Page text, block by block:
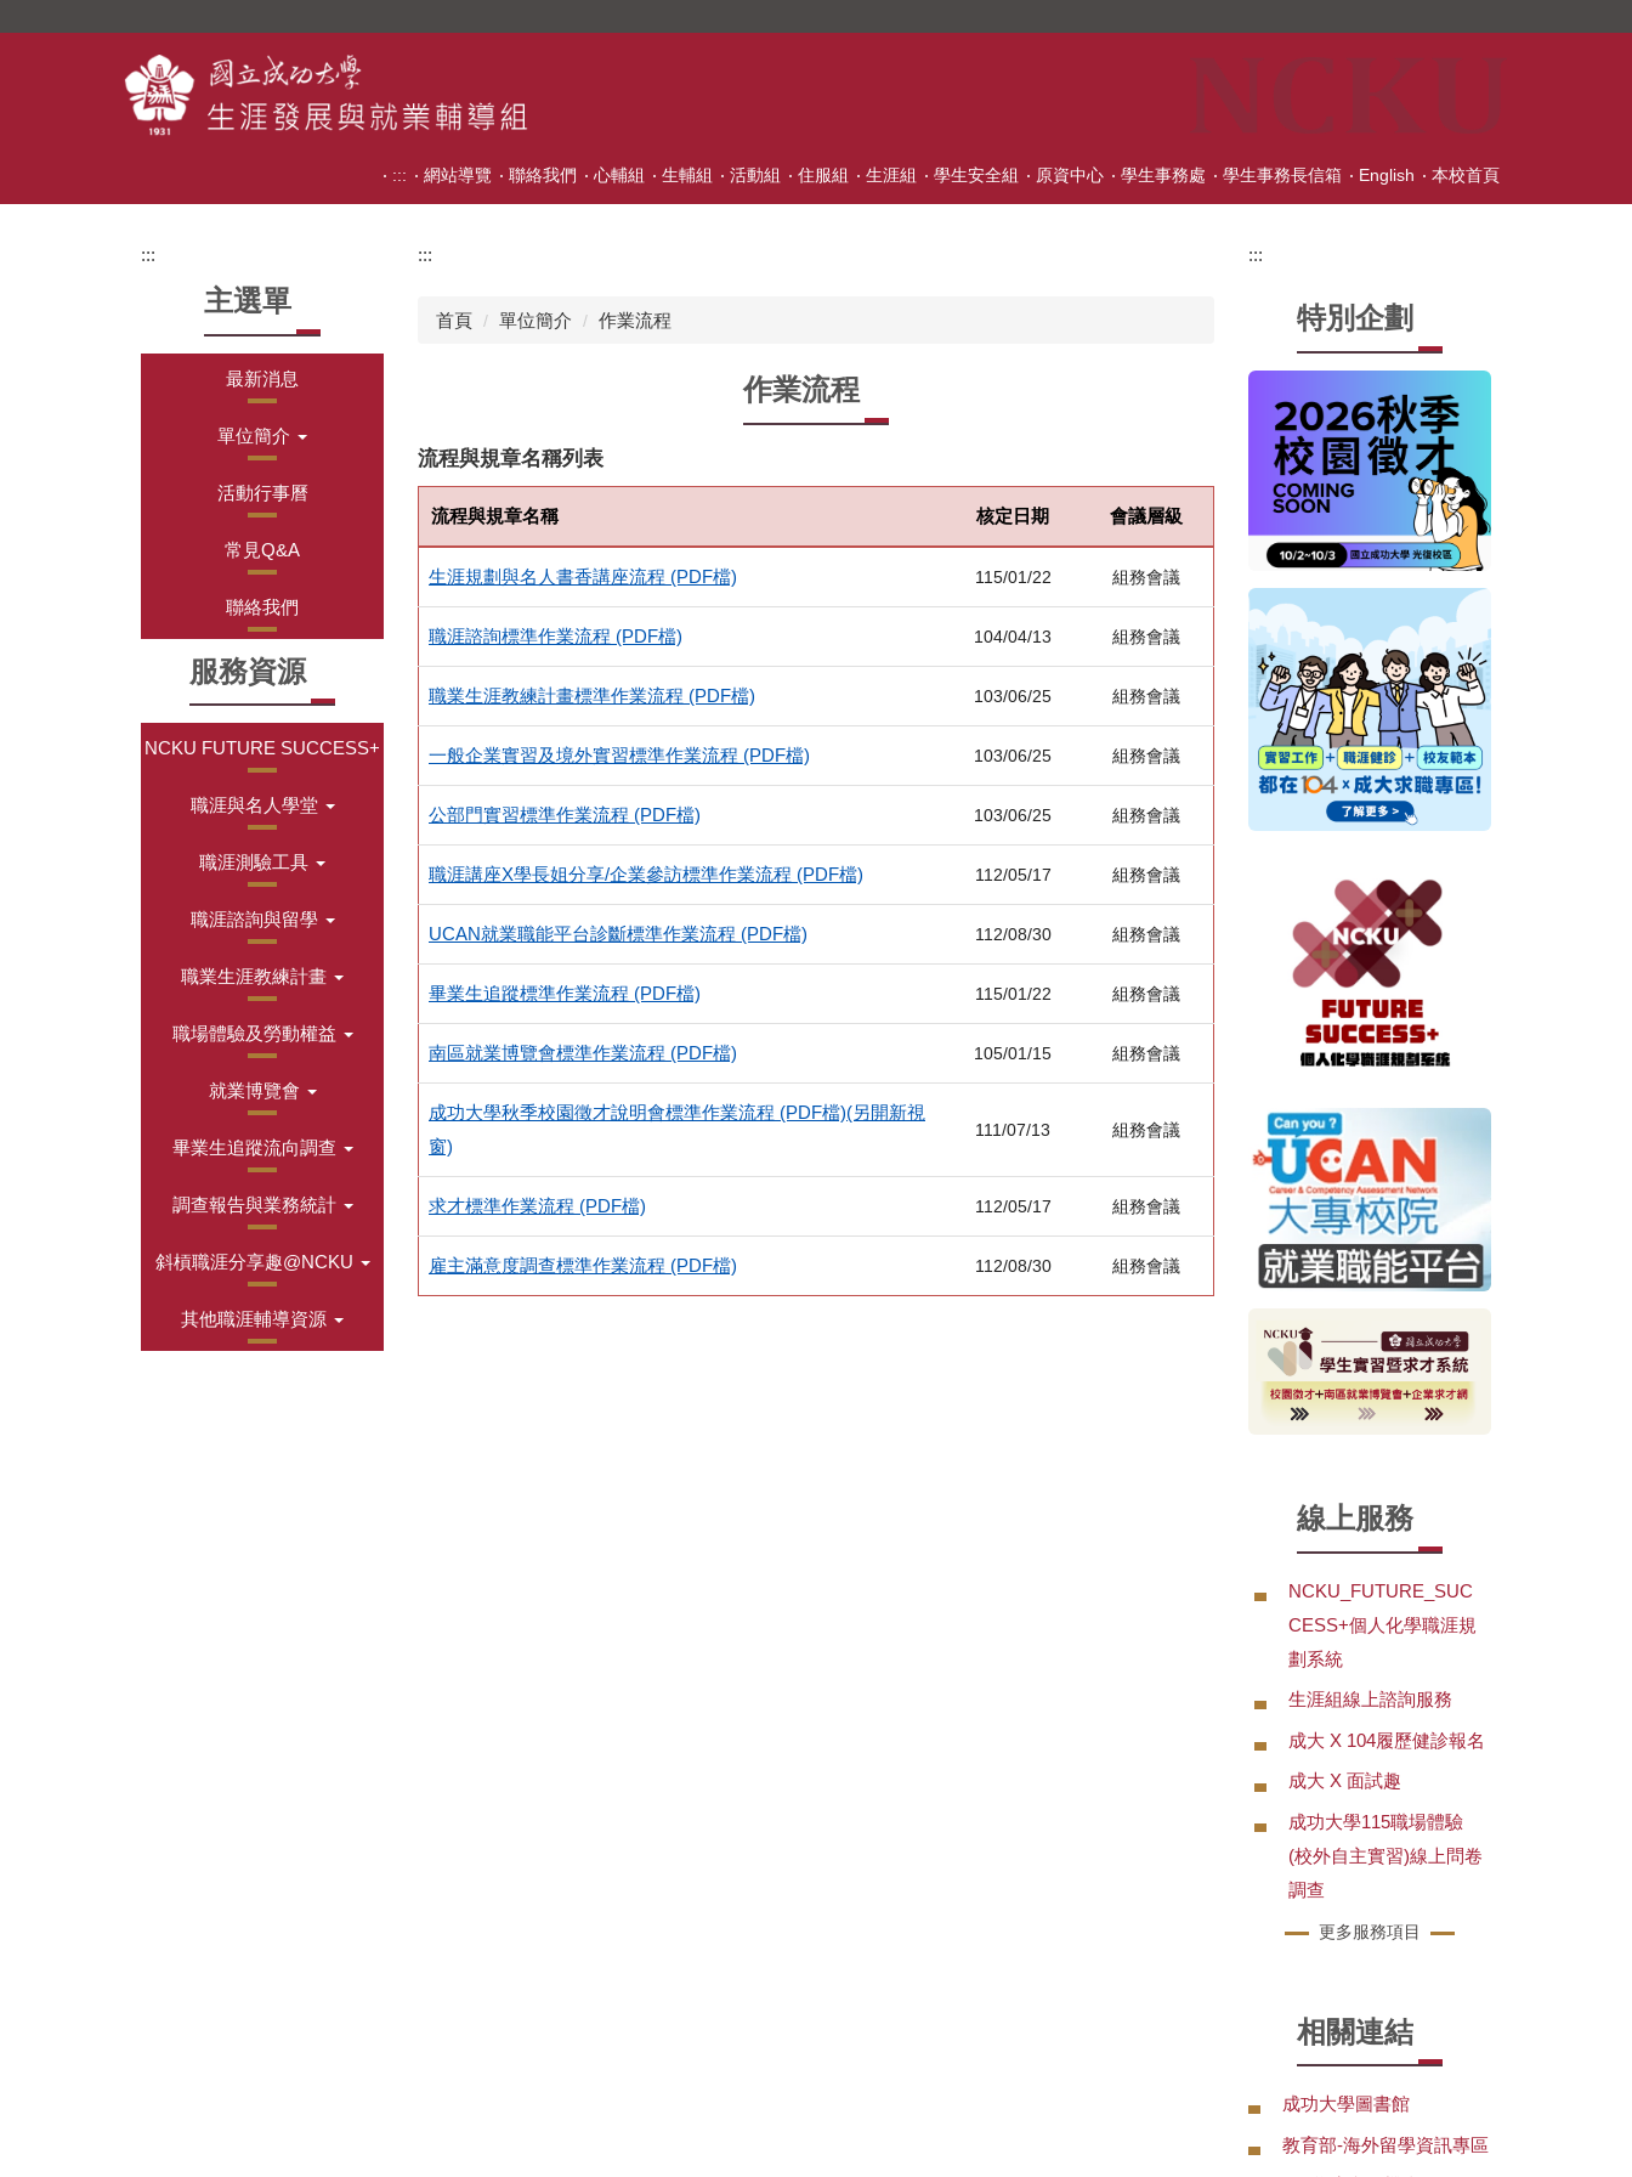
::: 網站導覽 聯絡我們 心輔組 生輔組 活動組 住服組 生涯組 學生安全組 原資中心 學生事務處 學生事務長信箱 English 本校首頁
:::
主選單
最新消息
單位簡介
活動行事曆
常見Q&A
聯絡我們
服務資源
NCKU FUTURE SUCCESS+
職涯與名人學堂
職涯測驗工具
職涯諮詢與留學
職業生涯教練計畫
職場體驗及勞動權益
就業博覽會
畢業生追蹤流向調查
調查報告與業務統計
斜槓職涯分享趣@NCKU
其他職涯輔導資源
:::
首頁 單位簡介 作業流程
作業流程
流程與規章名稱列表
流程與規章名稱 核定日期 會議層級
生涯規劃與名人書香講座流程 (PDF檔) 115/01/22 組務會議
職涯諮詢標準作業流程 (PDF檔) 104/04/13 組務會議
職業生涯教練計畫標準作業流程 (PDF檔) 103/06/25 組務會議
一般企業實習及境外實習標準作業流程 (PDF檔) 103/06/25 組務會議
公部門實習標準作業流程 (PDF檔) 103/06/25 組務會議
職涯講座X學長姐分享/企業參訪標準作業流程 (PDF檔) 112/05/17 組務會議
UCAN就業職能平台診斷標準作業流程 (PDF檔) 112/08/30 組務會議
畢業生追蹤標準作業流程 (PDF檔) 115/01/22 組務會議
南區就業博覽會標準作業流程 (PDF檔) 105/01/15 組務會議
成功大學秋季校園徵才說明會標準作業流程 (PDF檔)(另開新視
窗)
111/07/13 組務會議
求才標準作業流程 (PDF檔) 112/05/17 組務會議
雇主滿意度調查標準作業流程 (PDF檔) 112/08/30 組務會議
:::
特別企劃
線上服務
NCKU_FUTURE_SUC
CESS+個人化學職涯規
劃系統
生涯組線上諮詢服務
成大 X 104履歷健診報名
成大 X 面試趣
成功大學115職場體驗
(校外自主實習)線上問卷
調查
更多服務項目
相關連結
成功大學圖書館
教育部-海外留學資訊專區